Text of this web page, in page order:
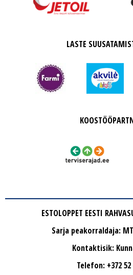
LASTE
ESTOLOPPET EESTI
Sarja peakorraldaja:
Kontaktisik:
Telefon: +372 52